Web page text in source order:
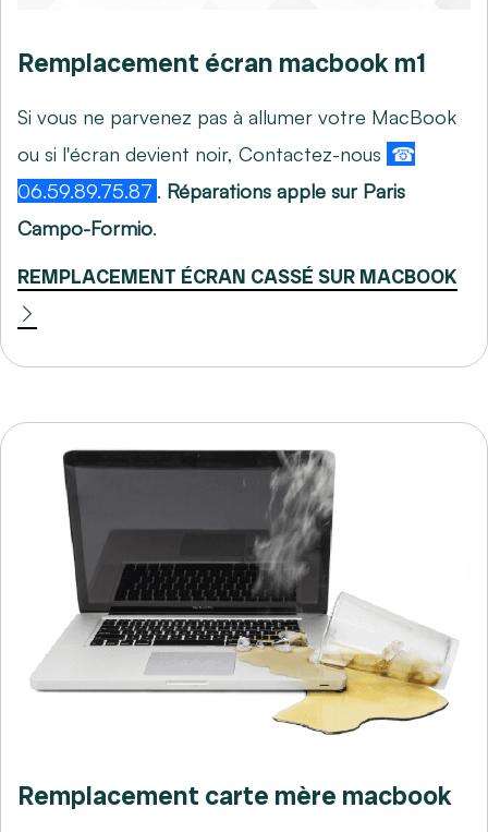
Remplacement écran macbook m1
Si vous ne parvenez pas à allumer votre MacBook
ou si l'écran devient noir, Contactez-nous ☎
06.59.89.75.87 . Réparations apple sur Paris
Campo-Formio.
REMPLACEMENT ÉCRAN CASSÉ SUR MACBOOK
Remplacement carte mère macbook